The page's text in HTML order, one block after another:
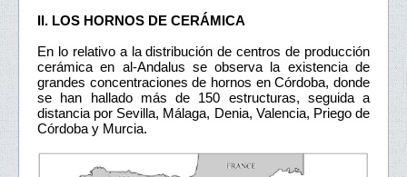
II. LOS HORNOS DE CERÁMICA
En lo relativo a la distribución de centros de producción
cerámica en al-Andalus se observa la existencia de
grandes concentraciones de hornos en Córdoba, donde
se han hallado más de 150 estructuras, seguida a
distancia por Sevilla, Málaga, Denia, Valencia, Priego de
Córdoba y Murcia.